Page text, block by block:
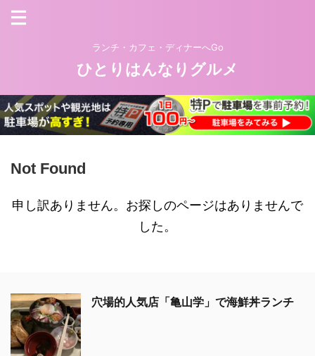
ランチ・カフェ・ディナーへGo
ひとりはんなりグルメ
Not Found
申し訳ありません。お探しのページはありませんで
した。
穴場的人気店「亀山学」で海鮮丼ランチ